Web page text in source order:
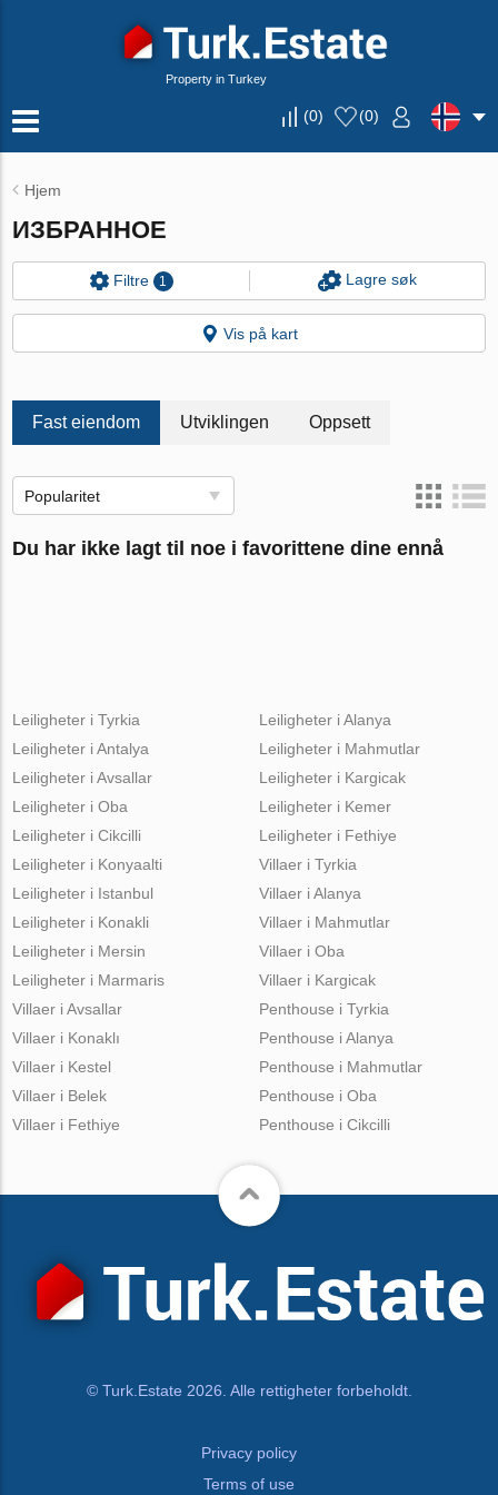
Property in Turkey
(0) (0)
Hjem
ИЗБРАННОЕ
Filtre 1 Lagre søk
Vis på kart
Fast eiendom Utviklingen Oppsett
Popularitet
Du har ikke lagt til noe i favorittene dine ennå
Leiligheter i Tyrkia
Leiligheter i Antalya
Leiligheter i Avsallar
Leiligheter i Oba
Leiligheter i Cikcilli
Leiligheter i Alanya
Leiligheter i Mahmutlar
Leiligheter i Kargicak
Leiligheter i Kemer
Leiligheter i Fethiye
Leiligheter i Konyaalti
Leiligheter i Istanbul
Leiligheter i Konakli
Leiligheter i Mersin
Leiligheter i Marmaris
Villaer i Tyrkia
Villaer i Alanya
Villaer i Mahmutlar
Villaer i Oba
Villaer i Kargicak
Villaer i Avsallar
Villaer i Konaklı
Villaer i Kestel
Villaer i Belek
Villaer i Fethiye
Penthouse i Tyrkia
Penthouse i Alanya
Penthouse i Mahmutlar
Penthouse i Oba
Penthouse i Cikcilli
© Turk.Estate 2026. Alle rettigheter forbeholdt.
Privacy policy
Terms of use